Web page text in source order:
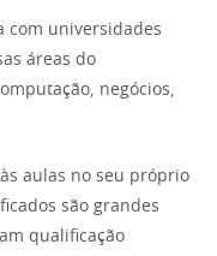
com universidades
áreas do
negócios,
aulas no seu próprio
são grandes
qualificação